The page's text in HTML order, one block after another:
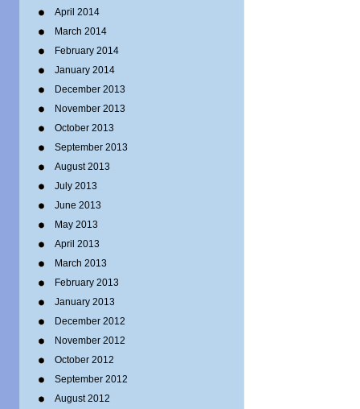
April 2014
March 2014
February 2014
January 2014
December 2013
November 2013
October 2013
September 2013
August 2013
July 2013
June 2013
May 2013
April 2013
March 2013
February 2013
January 2013
December 2012
November 2012
October 2012
September 2012
August 2012